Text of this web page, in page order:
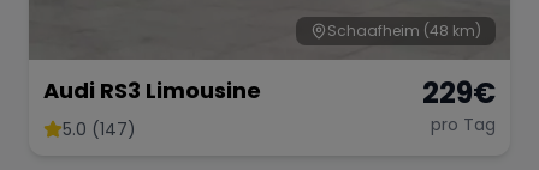
Schaafheim (48 km)
Audi RS3 Limousine
5.0 (147)
229€
pro Tag